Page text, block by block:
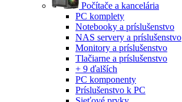
Počítače a kancelária
PC komplety
Notebooky a príslušenstvo
NAS servery a príslušenstvo
Monitory a príslušenstvo
Tlačiarne a príslušenstvo
+ 9 ďalších
PC komponenty
Príslušenstvo k PC